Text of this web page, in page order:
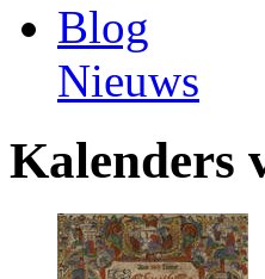
Blog
Nieuws
Kalenders